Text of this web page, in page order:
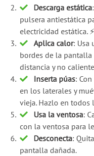
Descarga estática
pulsera antiestática
electricidad estática. ⚡
Aplica calor: Usa
bordes de la
distancia y no
Inserta púas:
en los laterales y
vieja. Hazlo en todos
Usa la ventosa:
con la ventosa para
Desconecta:
pantalla dañada.